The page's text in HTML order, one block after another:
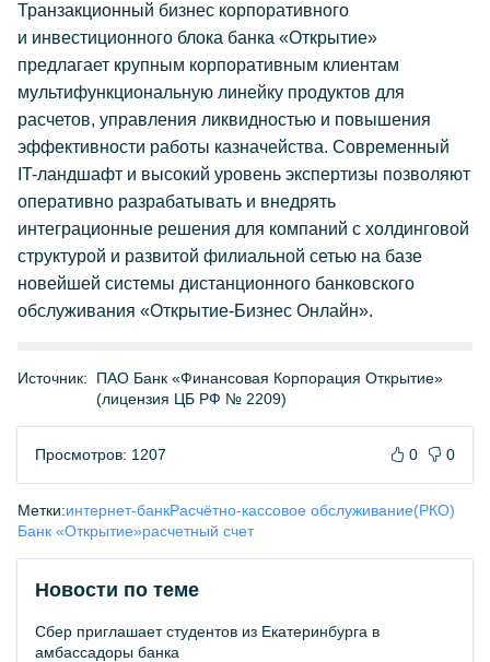
Транзакционный бизнес корпоративного
и инвестиционного блока банка «Открытие»
предлагает крупным корпоративным клиентам
мультифункциональную линейку продуктов для
расчетов, управления ликвидностью и повышения
эффективности работы казначейства. Современный
IT-ландшафт и высокий уровень экспертизы позволяют
оперативно разрабатывать и внедрять
интеграционные решения для компаний с холдинговой
структурой и развитой филиальной сетью на базе
новейшей системы дистанционного банковского
обслуживания «Открытие-Бизнес Онлайн».
Источник:
ПАО Банк «Финансовая Корпорация Открытие»
(лицензия ЦБ РФ № 2209)
Просмотров: 1207 0 0
Метки:интернет-банкРасчётно-кассовое обслуживание(РКО)
Банк «Открытие»расчетный счет
Новости по теме
Сбер приглашает студентов из Екатеринбурга в
амбассадоры банка